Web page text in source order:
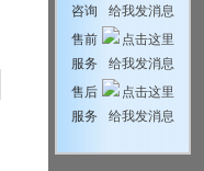
咨询
售前
服务
售后
服务